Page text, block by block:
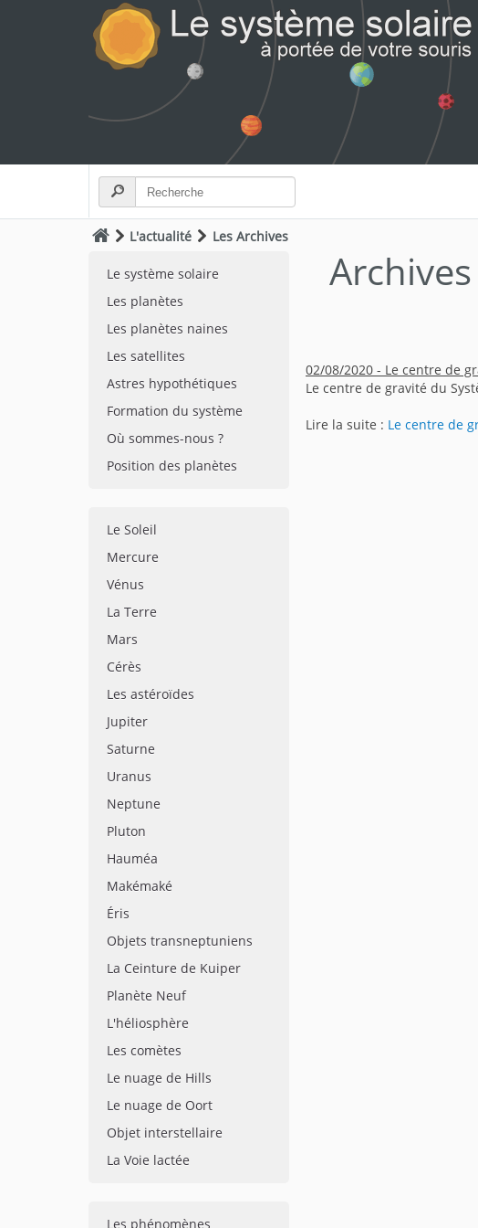
L'actualité Les Archives
Le système solaire
Les planètes
Les planètes naines
Les satellites
Astres hypothétiques
Formation du système
Où sommes-nous ?
Position des planètes
Le Soleil
Mercure
Vénus
La Terre
Mars
Cérès
Les astéroïdes
Jupiter
Saturne
Uranus
Neptune
Pluton
Hauméa
Makémaké
Éris
Objets transneptuniens
La Ceinture de Kuiper
Planète Neuf
L'héliosphère
Les comètes
Le nuage de Hills
Le nuage de Oort
Objet interstellaire
La Voie lactée
Les phénomènes
02/08/2020 - Le centre de
Le centre de gravité du
Lire la suite : Le centre de